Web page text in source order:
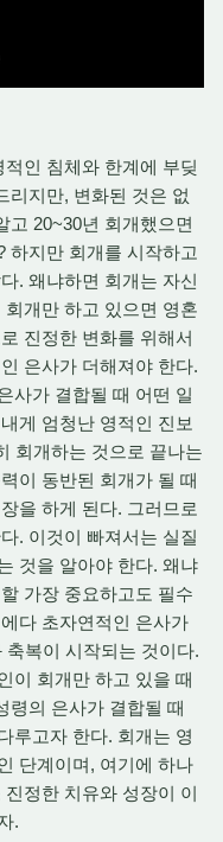
인 침체와 한계에 부딪
리지만, 변화된 것은 없
고 20~30년 회개했으면
하지만 회개를 시작하고
. 왜냐하면 회개는 자신
개만 하고 있으면 영혼
진정한 변화를 위해서
은사가 더해져야 한다.
사가 결합될 때 어떤 일
게 엄청난 영적인 진보
회개하는 것으로 끝나는
이 동반된 회개가 될 때
을 하게 된다. 그러므로
. 이것이 빠져서는 실질
것을 알아야 한다. 왜냐
가장 중요하고도 필수
다 초자연적인 은사가
복이 시작되는 것이다.
이 회개만 하고 있을 때
령의 은사가 결합될 때
루고자 한다. 회개는 영
단계이며, 여기에 하나
정한 치유와 성장이 이
.